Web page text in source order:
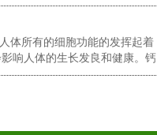
，针叶樱桃粉，黄金奇异果
体所有的细胞功能的发挥起着
响人体的生长发良和健康。钙
到了重要的作用，此外它还有